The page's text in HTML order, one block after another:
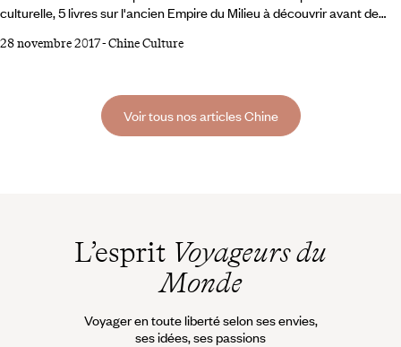
culturelle, 5 livres sur l'ancien Empire du Milieu à découvrir avant de
la librairie Voyageurs, située en face de notre Cité parisienne, est la
guides, cartes, romans, BD, livres photo, cuisine ou encore jeunesse,
classés par régions du monde.
28 novembre 2017-Chine Culture
Voir tous nos articles Chine
L’esprit Voyageurs du
Monde
Voyager en toute liberté selon ses envies,
ses idées, ses passions